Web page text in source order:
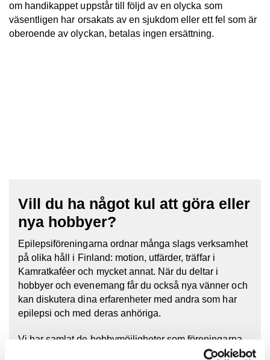
om handikappet uppstår till följd av en olycka som
väsentligen har orsakats av en sjukdom eller ett fel som är
oberoende av olyckan, betalas ingen ersättning.
Vill du ha något kul att göra eller
nya hobbyer?
Epilepsiföreningarna ordnar många slags verksamhet
på olika håll i Finland: motion, utfärder, träffar i
Kamratkaféer och mycket annat. När du deltar i
hobbyer och evenemang får du också nya vänner och
kan diskutera dina erfarenheter med andra som har
epilepsi och med deras anhöriga.
Vi har samlat de hobbymöjligheter som föreningarna
erbjuder i vår evenemangskalender. Kalendern är på